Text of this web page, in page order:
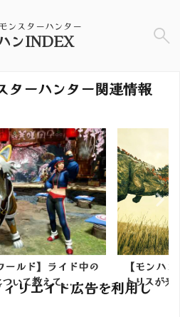
ンスターハンター
ンINDEX
ターハンター関連情報
ールド】ライド中の
いて教えて...
【モンハ
トリスが来
リエイト広告を利用し